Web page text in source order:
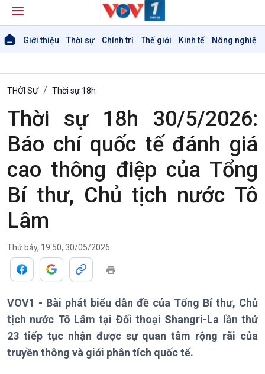
Giới thiệu Thời sự Chính trị Thế giới Kinh tế Nông nghiệp
Giới thiệu
Thời sự
Thời sự 6h
Thời sự 12h
Thời sự 18h
THỜI SỰ Thời sự 18h
Thời sự 18h 30/5/2026:
Báo chí quốc tế đánh giá
cao thông điệp của Tổng
Bí thư, Chủ tịch nước Tô
Lâm
Thứ bảy, 19:50, 30/05/2026
VOV1 - Bài phát biểu dẫn đề của Tổng Bí thư, Chủ
tịch nước Tô Lâm tại Đối thoại Shangri-La lần thứ
23 tiếp tục nhận được sự quan tâm rộng rãi của
truyền thông và giới phân tích quốc tế.